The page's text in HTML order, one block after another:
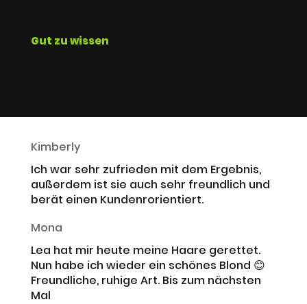
Gut zu wissen
Kimberly
Ich war sehr zufrieden mit dem Ergebnis,
außerdem ist sie auch sehr freundlich und
berät einen Kundenrorientiert.
Mona
Lea hat mir heute meine Haare gerettet.
Nun habe ich wieder ein schönes Blond 😊
Freundliche, ruhige Art. Bis zum nächsten
Mal